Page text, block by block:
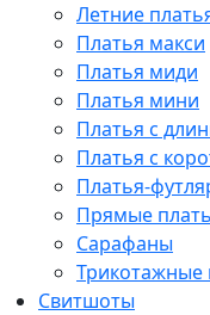
Летние
Платья макси
Платья миди
Платья мини
Платья с
Платья с
Платья-
Прямые
Сарафаны
Трикотажные
Свитшоты